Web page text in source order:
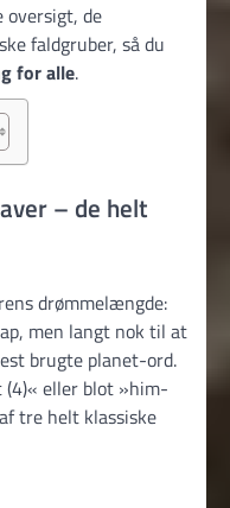
oversigt, de
faldgruber, så du
for alle.
– de helt
drømme­længde:
men langt nok til at
brugte planet-ord.
(4)« eller blot »him­
tre helt klassiske